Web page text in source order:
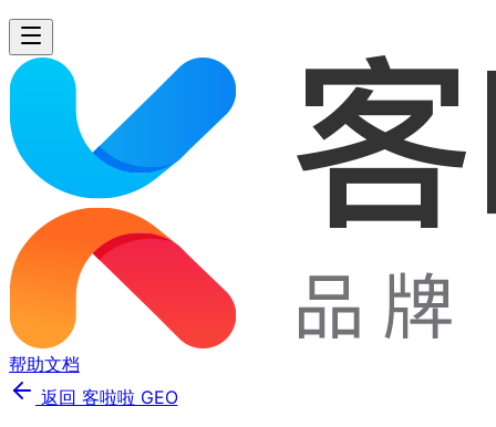
帮助文档
返回 客啦啦 GEO